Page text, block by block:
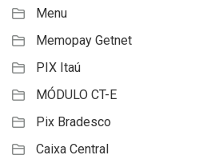
Menu
Memopay Getnet
PIX Itaú
MÓDULO CT-E
Pix Bradesco
Caixa Central